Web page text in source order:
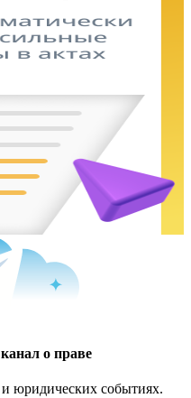
о праве
юридических событиях.